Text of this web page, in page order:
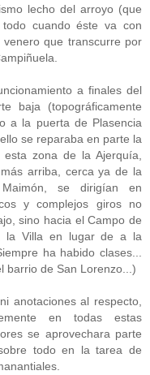
lecho del arroyo (que
cuando éste va con
que transcurre por
a finales del
baja (topográficamente
a la puerta de Plasencia
se reparaba en parte la
zona de la Ajerquía,
arriba, cerca ya de la
se dirigían en
y complejos giros no
sino hacia el Campo de
la Villa en lugar de a la
ha habido clases...
barrio de San Lorenzo...)
anotaciones al respecto,
en todas estas
se aprovechara parte
todo en la tarea de